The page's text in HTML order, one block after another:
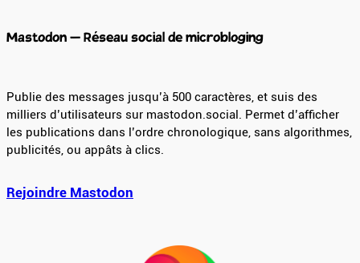
Mastodon – Réseau social de microbloging
Publie des messages jusqu’à 500 caractères, et suis des
milliers d’utilisateurs sur mastodon.social. Permet d’afficher
les publications dans l’ordre chronologique, sans algorithmes,
publicités, ou appâts à clics.
Rejoindre Mastodon